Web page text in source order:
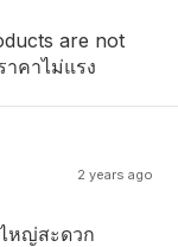
are not
คาไม่แรง
2 years ago
หญ่สะดวก